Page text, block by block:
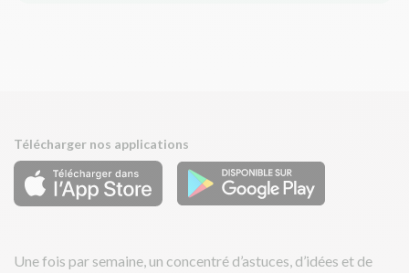
Télécharger nos applications
Une fois par semaine, un concentré d’astuces, d’idées et de